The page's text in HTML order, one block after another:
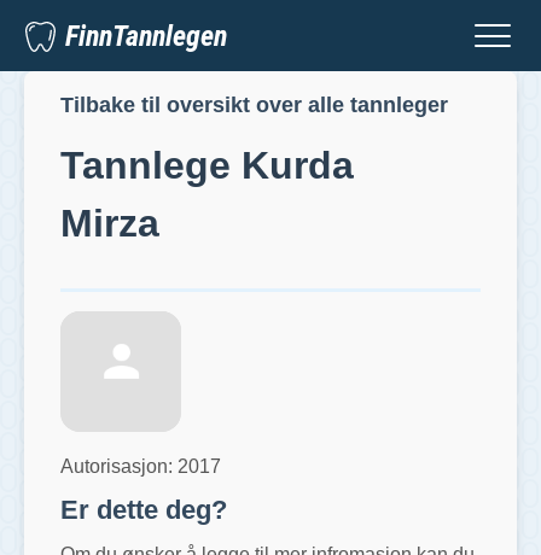
FinnTannlegen
Tilbake til oversikt over alle tannleger
Tannlege Kurda
Mirza
Autorisasjon: 2017
Er dette deg?